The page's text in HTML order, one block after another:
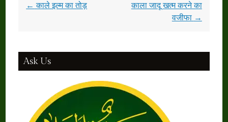
Post
← काले इल्म का तोड़
काला जादू खत्म करने का
वजीफा →
Ask Us